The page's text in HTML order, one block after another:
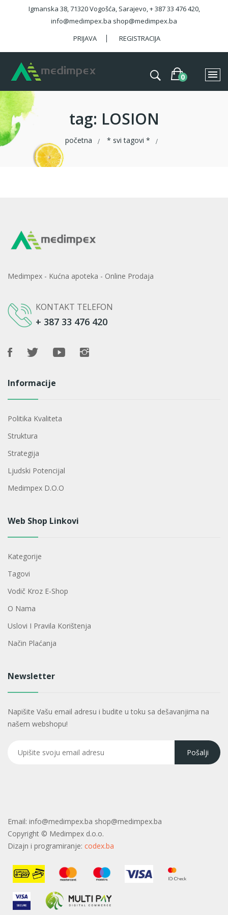
Igmanska 38, 71320 Vogošća, Sarajevo, + 387 33 476 420,
info@medimpex.ba shop@medimpex.ba
PRIJAVA
REGISTRACIJA
tag: LOSION
početna * svi tagovi *
Medimpex - Kućna apoteka - Online Prodaja
KONTAKT TELEFON
+ 387 33 476 420
Informacije
Politika Kvaliteta
Struktura
Strategija
Ljudski Potencijal
Medimpex D.o.o
Web Shop Linkovi
Kategorije
Tagovi
Vodič Kroz E-Shop
O Nama
Uslovi I Pravila Korištenja
Način Plaćanja
Newsletter
Napišite Vašu email adresu i budite u toku sa dešavanjima na
našem webshopu!
Email: info@medimpex.ba shop@medimpex.ba
Copyright © Medimpex d.o.o.
Dizajn i programiranje: codex.ba